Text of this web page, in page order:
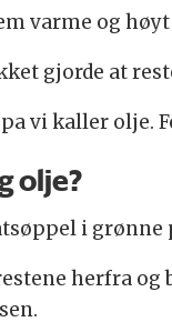
varme og
gjorde at
vi kaller olje.
olje?
i grønne
herfra og